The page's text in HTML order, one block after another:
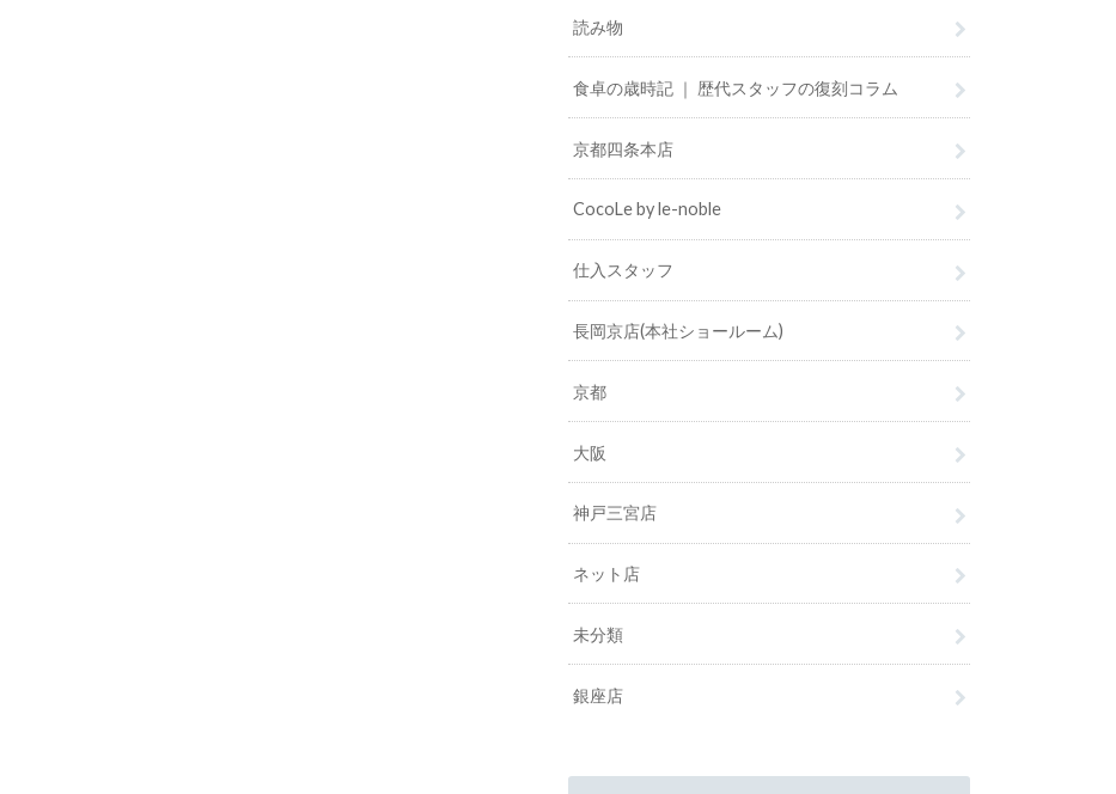
読み物
食卓の歳時記 ｜ 歴代スタッフの復刻コラム
京都四条本店
CocoLe by le-noble
仕入スタッフ
長岡京店(本社ショールーム)
京都
大阪
神戸三宮店
ネット店
未分類
銀座店